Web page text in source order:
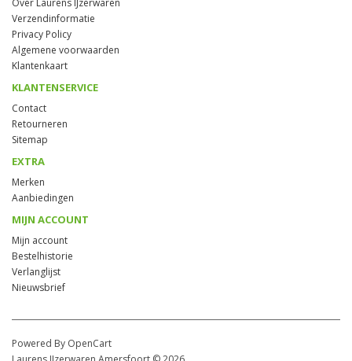
Verzendinformatie
Privacy Policy
Algemene voorwaarden
Klantenkaart
KLANTENSERVICE
Contact
Retourneren
Sitemap
EXTRA
Merken
Aanbiedingen
MIJN ACCOUNT
Mijn account
Bestelhistorie
Verlanglijst
Nieuwsbrief
Powered By OpenCart